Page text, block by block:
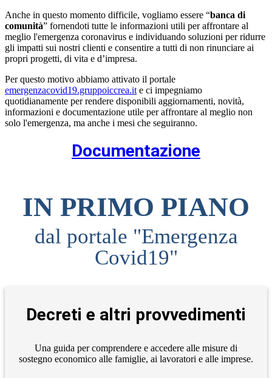
Anche in questo momento difficile, vogliamo essere “banca di
comunità” fornendoti tutte le informazioni utili per affrontare al
meglio l'emergenza coronavirus e individuando soluzioni per ridurre
gli impatti sui nostri clienti e consentire a tutti di non rinunciare ai
propri progetti, di vita e d’impresa.
Per questo motivo abbiamo attivato il portale
emergenzacovid19.gruppoiccrea.it e ci impegniamo
quotidianamente per rendere disponibili aggiornamenti, novità,
informazioni e documentazione utile per affrontare al meglio non
solo l'emergenza, ma anche i mesi che seguiranno.
Documentazione
IN PRIMO PIANO
dal portale "Emergenza
Covid19"
Decreti e altri provvedimenti
Una guida per comprendere e accedere alle misure di
sostegno economico alle famiglie, ai lavoratori e alle imprese.